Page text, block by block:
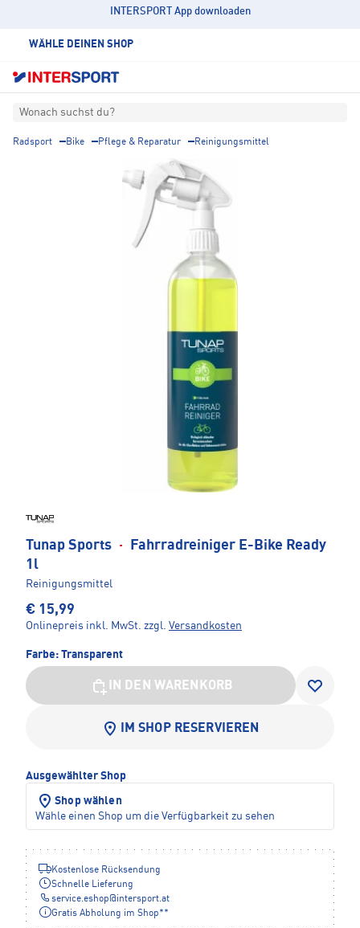
INTERSPORT App downloaden
WÄHLE DEINEN SHOP
Wonach suchst du?
Radsport Bike Pflege & Reparatur Reinigungsmittel
Tunap Sports ·
Fahrradreiniger E-Bike Ready
1l
Reinigungsmittel
€ 15,99
Onlinepreis inkl. MwSt. zzgl. Versandkosten
Farbe: Transparent
IN DEN WARENKORB
IM SHOP RESERVIEREN
Ausgewählter Shop
Shop wählen
Wähle einen Shop um die Verfügbarkeit zu sehen
Kostenlose Rücksendung
Schnelle Lieferung
service.eshop@intersport.at
Gratis Abholung im Shop**